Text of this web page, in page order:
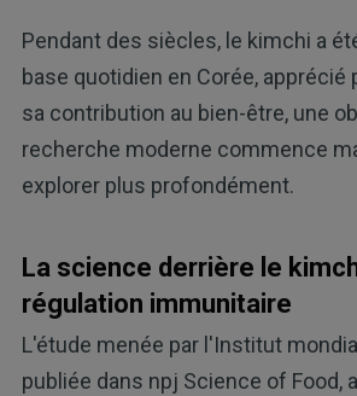
Pendant des siècles, le kimchi a
base quotidien en Corée, apprécié
sa contribution au bien-être, une
recherche moderne commence
explorer plus profondément.
La science derrière le
régulation immunitaire
L'étude menée par l'Institut
publiée dans npj Science of Food,